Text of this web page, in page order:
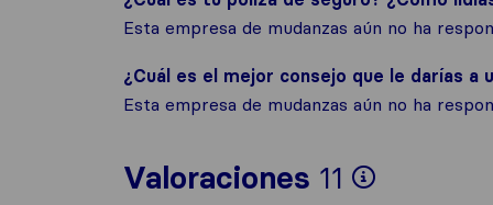
Esta empresa de mudanzas aún no ha
¿Cuál es el mejor consejo que le darías a
Esta empresa de mudanzas aún no ha
Valoraciones 11
Para